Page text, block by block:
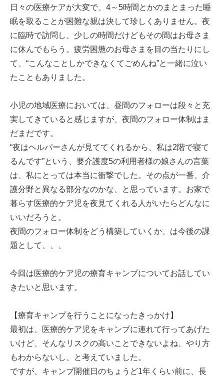
日々の医療ケアが大変で、4～5時間とかのまとまった睡
眠を取ることが困難な親は決して珍しくありません。夜
に臨時で訪問し、少しの時間だけどもその間はお母さま
に休んでもらう。疲労困憊のお母さまを目の当たりにし
て、“こんなことしかできなくてごめんね”と一緒に泣い
たこともありました。
小児の地域医療においては、昼間のフォローは段々と充
実してきていると感じますが、夜間のフォロー体制はま
だまだです。
“夜はヘルパーさんが見ててくれるから、私は2階で寝て
るんです”という、要介護度5の利用者様の娘さんの言葉
は、私にとっては本当に衝撃でした。その点が一番、介
護分野と異なる部分なのかな、と思っています。お家で
暮らす医療的ケア児を夜見てくれる人がいたらどんなに
いいだろうと。
夜間のフォロー体制をどう構築していくか、は今後の課
題として、、、
今回は医療的ケア児の療育キャンプについてお話してい
きたいと思います。
【療育キャンプを行うことになったきっかけ】
最初は、医療的ケア児をキャンプに連れて行ってあげた
いけど、そんなリスクの高いことできないよね、やり方
もわからないし、と考えていました。
ですが、キャンプ開催日のちょうど1年くらい前に、長